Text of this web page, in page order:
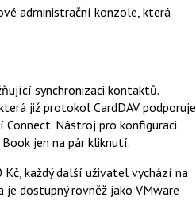
b
administrační konzole, která
synchronizaci kontaktů.
již protokol CardDAV podporuje,
Nástroj pro konfiguraci
jen na pár kliknutí.
každý další uživatel vychází na
je dostupný rovněž jako VMware